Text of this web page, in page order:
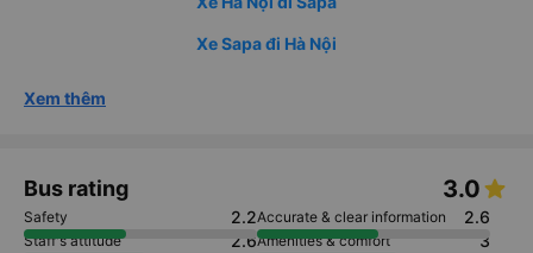
Xe Sapa đi Hà Nội
Xem thêm
Bus rating 3.0
Safety 2.2Accurate & clear information 2.6
Staff's attitude 2.6Amenities & comfort 3